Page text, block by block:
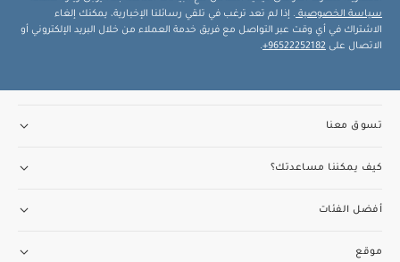
سياسة الخصوصية . إذا لم تعد ترغب في تلقي رسائلنا الإخبارية، يمكنك إلغاء
الاشتراك في أي وقت عبر التواصل مع فريق خدمة العملاء من خلال البريد الإلكتروني أو
الاتصال على 96522252182+
.
تسوق معنا
كيف يمكننا مساعدتك؟
أفضل الفئات
موقع